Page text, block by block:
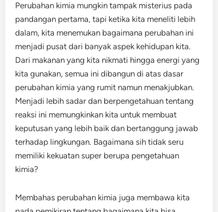
Perubahan kimia mungkin tampak misterius pada
pandangan pertama, tapi ketika kita meneliti lebih
dalam, kita menemukan bagaimana perubahan ini
menjadi pusat dari banyak aspek kehidupan kita.
Dari makanan yang kita nikmati hingga energi yang
kita gunakan, semua ini dibangun di atas dasar
perubahan kimia yang rumit namun menakjubkan.
Menjadi lebih sadar dan berpengetahuan tentang
reaksi ini memungkinkan kita untuk membuat
keputusan yang lebih baik dan bertanggung jawab
terhadap lingkungan. Bagaimana sih tidak seru
memiliki kekuatan super berupa pengetahuan
kimia?
Membahas perubahan kimia juga membawa kita